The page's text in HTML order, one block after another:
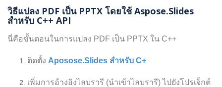
วิธีแปลง PDF เป็น PPTX โดยใช้ Aspose.Slides
สำหรับ C++ API
นี่คือขั้นตอนในการแปลง PDF เป็น PPTX ใน C++
ติดตั้ง Aposose.Slides สำหรับ C+
เพิ่มการอ้างอิงไลบรารี (นำเข้าไลบรารี) ไปยังโปรเจ็กต์